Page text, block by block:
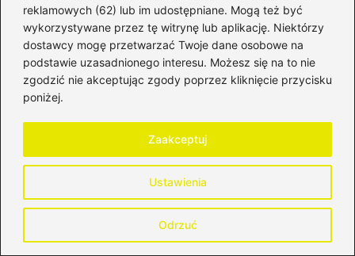
reklamowych (62) lub im udostępniane. Mogą też być
wykorzystywane przez tę witrynę lub aplikację. Niektórzy
dostawcy mogę przetwarzać Twoje dane osobowe na
podstawie uzasadnionego interesu. Możesz się na to nie
zgodzić nie akceptując zgody poprzez kliknięcie przycisku
poniżej.
Ustawienia
Odrzuć
Zaakceptuj
Twój adres email nie zostanie opublikowany.
Wymagane pola są oznaczone*
Komentarz*
Nazwa*